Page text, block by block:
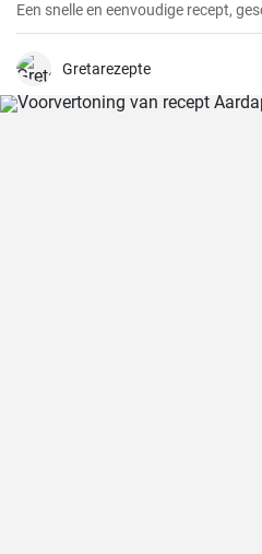
Een snelle en eenvoudige recept,
Gretarezepte